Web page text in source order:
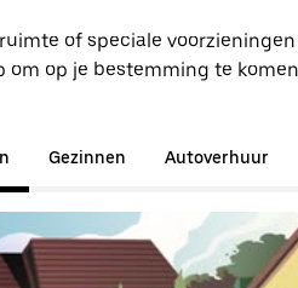
of speciale
om op je bestemming te
Gezinnen Autoverhuur